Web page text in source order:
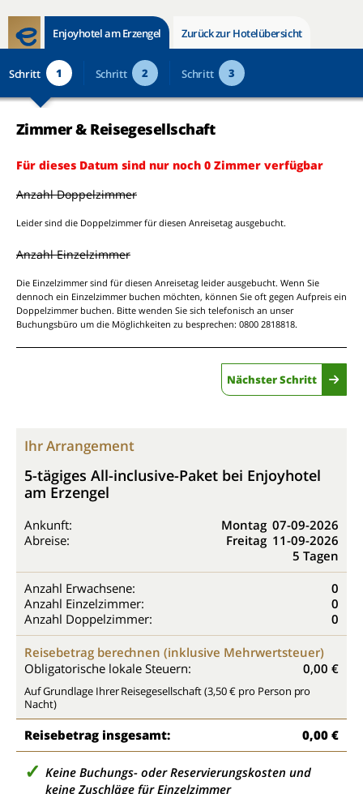
Enjoyhotel am Erzengel Zurück zur Hotelübersicht
Schritt 1 Schritt 2 Schritt 3
Zimmer & Reisegesellschaft
Für dieses Datum sind nur noch 0 Zimmer verfügbar
Anzahl Doppelzimmer
Leider sind die Doppelzimmer für diesen Anreisetag ausgebucht.
Anzahl Einzelzimmer
Die Einzelzimmer sind für diesen Anreisetag leider ausgebucht. Wenn Sie
dennoch ein Einzelzimmer buchen möchten, können Sie oft gegen Aufpreis ein
Doppelzimmer buchen. Bitte wenden Sie sich telefonisch an unser
Buchungsbüro um die Möglichkeiten zu besprechen: 0800 2818818.
Nächster Schritt
Ihr Arrangement
5-tägiges All-inclusive-Paket bei Enjoyhotel
am Erzengel
Ankunft: Montag 07-09-2026
Abreise:
Freitag 11-09-2026
5 Tagen
Anzahl Erwachsene:
0
Anzahl Einzelzimmer:
0
Anzahl Doppelzimmer:
0
Reisebetrag berechnen (inklusive Mehrwertsteuer)
Obligatorische lokale Steuern:
0,00 €
Auf Grundlage Ihrer Reisegesellschaft (3,50 € pro Person pro
Nacht)
Reisebetrag insgesamt: 0,00 €
Keine Buchungs- oder Reservierungskosten und
keine Zuschläge für Einzelzimmer